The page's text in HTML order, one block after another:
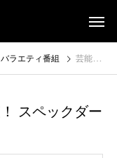
バラエティ番組 芸能人プライベート一斉調査！ スペックダービー
スペックダー